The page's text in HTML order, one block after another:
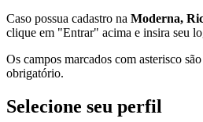
Caso possua cadastro na Moderna,
clique em "Entrar" acima e insira seu
Os campos marcados com asterisco
obrigatório.
Selecione seu perfil